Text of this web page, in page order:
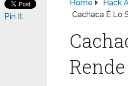
Home
Hack
Cachaca È Lo
Pin It